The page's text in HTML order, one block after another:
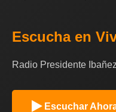
Escucha en
Radio Presidente
Escuchar